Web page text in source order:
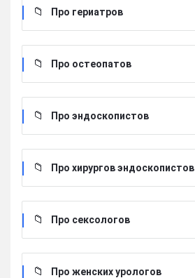
Про гериатров
Про остеопатов
Про эндоскопистов
Про хирургов эндоскопистов
Про сексологов
Про женских урологов